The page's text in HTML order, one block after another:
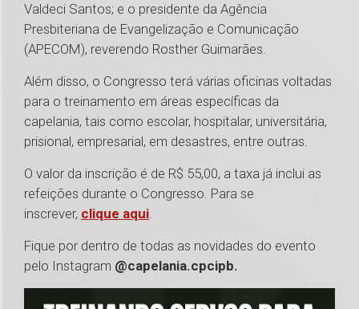
Valdeci Santos; e o presidente da Agência
Presbiteriana de Evangelização e Comunicação
(APECOM), reverendo Rosther Guimarães.
Além disso, o Congresso terá várias oficinas voltadas
para o treinamento em áreas específicas da
capelania, tais como escolar, hospitalar, universitária,
prisional, empresarial, em desastres, entre outras.
O valor da inscrição é de R$ 55,00, a taxa já inclui as
refeições durante o Congresso. Para se
inscrever, clique aqui.
Fique por dentro de todas as novidades do evento
pelo Instagram @capelania.cpcipb.